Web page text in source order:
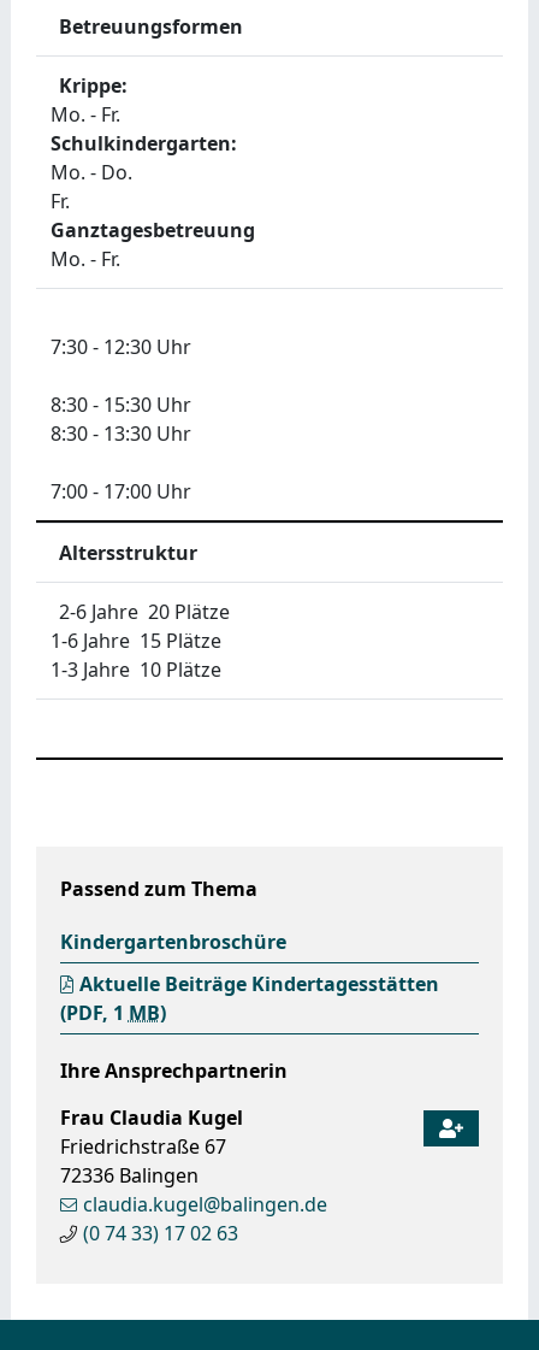
Passend zum Thema
Kindergartenbroschüre
Aktuelle Beiträge Kindertagesstätten
(PDF, 1 MB)
Ihre Ansprechpartnerin
Frau Claudia Kugel
Friedrichstraße 67
72336 Balingen
claudia.kugel@balingen.de
(07433) 1702 63
Betreuungsformen
Krippe:
Mo. - Fr.
Schulkindergarten:
Mo. - Do.
Fr.
Ganztagesbetreuung
Mo. - Fr.
7:30 - 12:30 Uhr
8:30 - 15:30 Uhr
8:30 - 13:30 Uhr
7:00 - 17:00 Uhr
Altersstruktur
2-6 Jahre 20 Plätze
1-6 Jahre 15 Plätze
1-3 Jahre 10 Plätze